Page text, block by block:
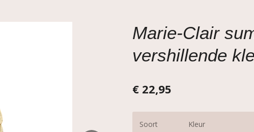
Marie-Clair
vershillende
€ 22,95
Soort Kleur